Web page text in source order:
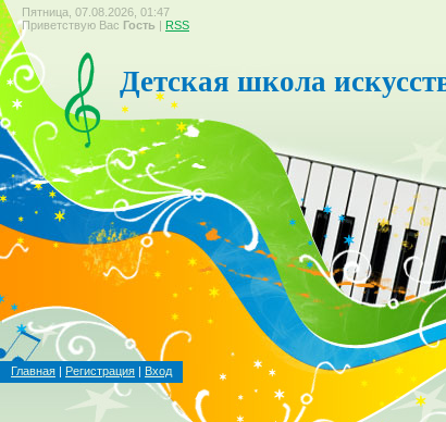
Пятница, 07.08.2026, 01:47
Приветствую Вас Гость | RSS
Детская школа
Главная | Регистрация | Вход